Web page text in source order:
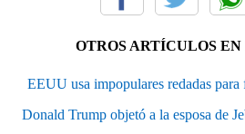
OTROS ARTÍCULOS
EEUU usa impopulares redadas
Donald Trump objetó a la esposa de